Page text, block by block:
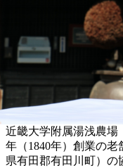
近畿大学附属湯浅農場
年（1840年）創業の
県有田郡有田川町）の